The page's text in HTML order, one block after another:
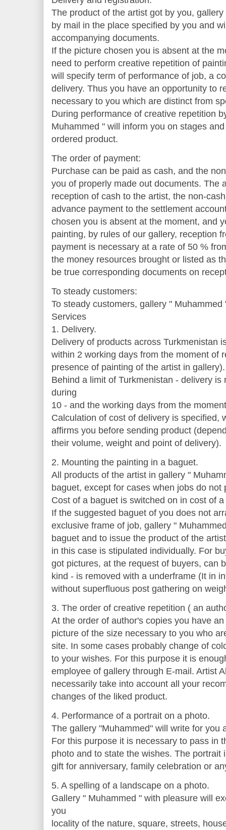
The product of the artist got by you,
by mail in the place specified by you and
accompanying documents.
If the picture chosen you is absent at the
need to perform creative repetition of
will specify term of performance of job, a
delivery. Thus you have an opportunity to
necessary to you which are distinct from
During performance of creative repetition
Muhammed " will inform you on stages
ordered product.
The order of payment:
Purchase can be paid as cash, and the
you of properly made out documents. The
reception of cash to the artist, the non-
advance payment to the settlement
chosen you is absent at the moment, and
painting, by rules of our gallery, reception
payment is necessary at a rate of 50 %
the money resources brought or listed as
be true corresponding documents on
To steady customers:
To steady customers, gallery "
Services
1. Delivery.
Delivery of products across Turkmenistan
within 2 working days from the moment of
presence of painting of the artist in gallery).
Behind a limit of Turkmenistan - delivery
during
10 - and the working days from the
Calculation of cost of delivery is specified,
affirms you before sending product
their volume, weight and point of delivery).
2. Mounting the painting in a baguet.
All products of the artist in gallery "
baguet, except for cases when jobs do
Cost of a baguet is switched on in cost of
If the suggested baguet of you does not
exclusive frame of job, gallery "
baguet and to issue the product of the
in this case is stipulated individually. For
got pictures, at the request of buyers, can
kind - is removed with a underframe (It in
without superfluous post gathering on
3. The order of creative repetition ( an
At the order of author's copies you have
picture of the size necessary to you who
site. In some cases probably change of
to your wishes. For this purpose it is
employee of gallery through E-mail. Artist
necessarily take into account all your
changes of the liked product.
4. Performance of a portrait on a photo.
The gallery "Muhammed" will write for you
For this purpose it is necessary to pass in
photo and to state the wishes. The portrait
gift for anniversary, family celebration or
5. A spelling of a landscape on a photo.
Gallery " Muhammed " with pleasure will
you
locality of the nature, square, streets,